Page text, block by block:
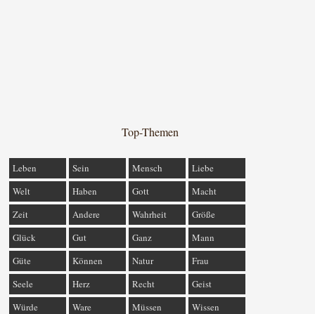
Top-Themen
Leben Sein Mensch
Liebe
Welt
Haben Gott
Macht
Zeit
Andere Wahrheit
Größe
Glück
Gut Ganz
Mann
Güte
Können Natur
Frau
Seele
Herz Recht
Geist
Würde
Ware Müssen Wissen